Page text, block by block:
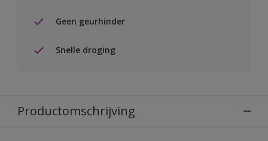
Geen geurhinder
Snelle droging
Productomschrijving